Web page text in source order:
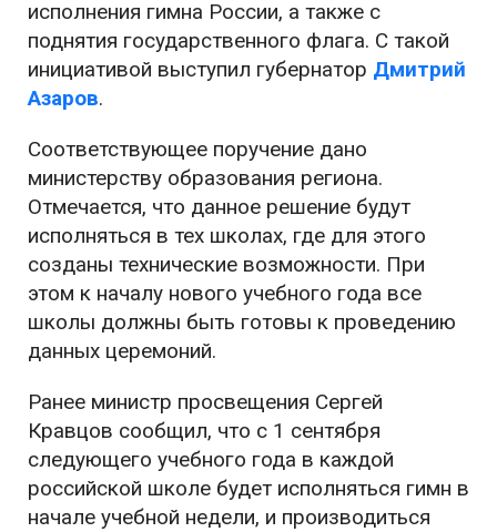
исполнения гимна России, а также с
поднятия государственного флага. С такой
инициативой выступил губернатор Дмитрий
Азаров.
Соответствующее поручение дано
министерству образования региона.
Отмечается, что данное решение будут
исполняться в тех школах, где для этого
созданы технические возможности. При
этом к началу нового учебного года все
школы должны быть готовы к проведению
данных церемоний.
Ранее министр просвещения Сергей
Кравцов сообщил, что с 1 сентября
следующего учебного года в каждой
российской школе будет исполняться гимн в
начале учебной недели, и производиться